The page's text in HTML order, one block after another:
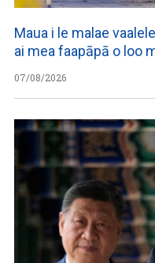
Maua i le malae
ai mea faapāpā o loo
07/08/2026